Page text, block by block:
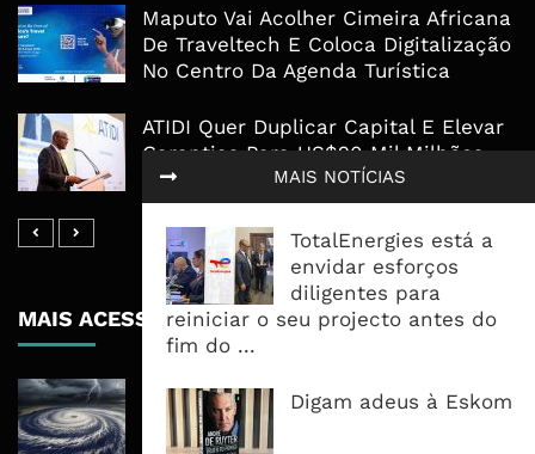
MAIS NOTÍCIAS
TotalEnergies está a
envidar esforços
diligentes para
reiniciar o seu projecto antes do
fim do ...
Digam adeus à Eskom
Maputo Vai Acolher Cimeira Africana
De Traveltech E Coloca Digitalização
No Centro Da Agenda Turística
ATIDI Quer Duplicar Capital E Elevar
Garantias Para US$20 Mil Milhões
Por Ano
MAIS ACESSADOS
Tempestade Tropical GEZANI Poderá
Afectar Mais De Um Milhão De
Pessoas No Centro E Sul ...